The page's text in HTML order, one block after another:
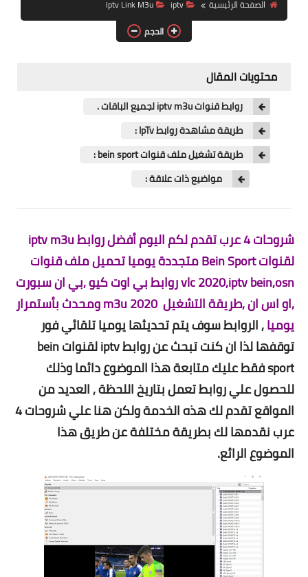
الصفحة الرئيسية
iptv
Iptv Link M3u
الحجم
محتويات المقال
روابط قنوات iptv m3u لجميع الباقات .
طريقة مشاهدة روابط IpTv :
طريقة تشغيل ملف قنوات bein sport :
مواضيع ذات علاقة :
لقنوات Bein Sport متجددة يوميا
تحميل ملف قنوات
vlc 2020,iptv bein,osn روابط بي اوت كيو ,بي ان سبورت
,او اس ان ,طريقة التشغيل m3u 2020
ومحدث بأستمرار
يوميا, الروابط سوف يتم تحديثها يوميا تلقائي فور
توقفها لذا ان كنت تبحث عن روابط iptv لقنوات bein
sport فقط عليك متابعة هذا الموضوع دائما وذلك
للحصول علي روابط تعمل بتاريخ اللحظة , العديد من
المواقع تقدم لك هذه الخدمة ولكن هنا علي شروحات 4
عرب نقدمها لك بطريقة مختلفة عن طريق هذا
الموضوع الرائع.